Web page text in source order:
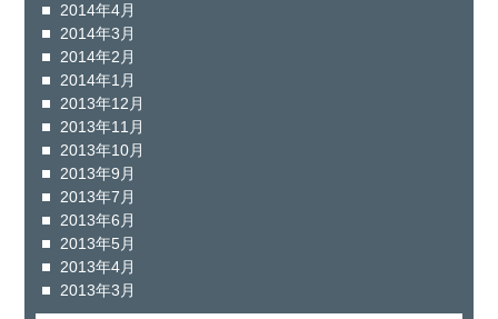
2014年4月
2014年3月
2014年2月
2014年1月
2013年12月
2013年11月
2013年10月
2013年9月
2013年7月
2013年6月
2013年5月
2013年4月
2013年3月